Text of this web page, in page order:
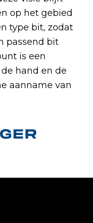
op het gebied
type bit, zodat
passend bit
is een
hand en de
aanname van